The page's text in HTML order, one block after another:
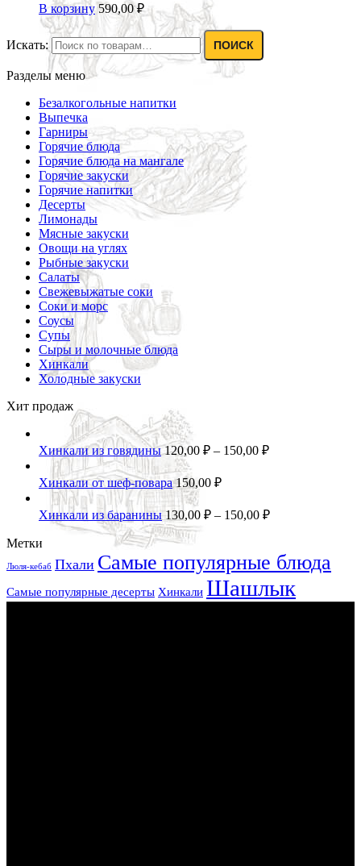
В корзину 590,00₽
Искать: ПОИСК
Разделы меню
Безалкогольные напитки
Выпечка
Гарниры
Горячие блюда
Горячие блюда на мангале
Горячие закуски
Горячие напитки
Десерты
Лимонады
Мясные закуски
Овощи на углях
Рыбные закуски
Салаты
Свежевыжатые соки
Соки и морс
Соусы
Супы
Сыры и молочные блюда
Хинкали
Холодные закуски
Хит продаж
Хинкали из говядины 120,00 ₽ – 150,00 ₽
Хинкали от шеф-повара 150,00 ₽
Хинкали из баранины 130,00 ₽ – 150,00 ₽
Метки
Люля-кебаб Пхали Самые популярные блюда
Самые популярные десерты Хинкали Шашлык